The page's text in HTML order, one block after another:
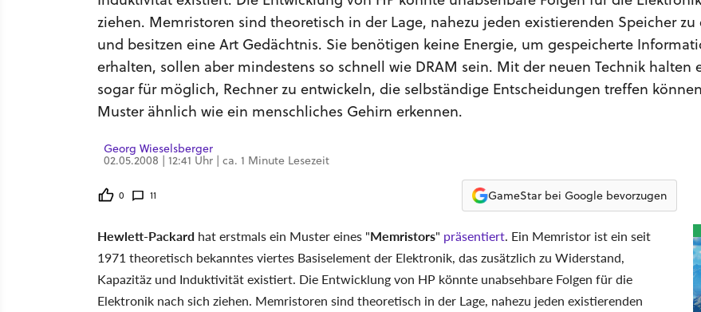
ziehen. Memristoren sind theoretisch in der Lage, nahezu jeden existierenden Speicher zu
und besitzen eine Art Gedächtnis. Sie benötigen keine Energie, um gespeicherte
erhalten, sollen aber mindestens so schnell wie DRAM sein. Mit der neuen Technik halten
sogar für möglich, Rechner zu entwickeln, die selbständige Entscheidungen treffen
Muster ähnlich wie ein menschliches Gehirn erkennen.
Georg Wieselsberger
02.05.2008 | 12:41 Uhr | ca. 1 Minute Lesezeit
0 11 GameStar bei Google bevorzugen
Hewlett-Packard hat erstmals ein Muster eines "Memristors" präsentiert. Ein Memristor ist ein seit
1971 theoretisch bekanntes viertes Basiselement der Elektronik, das zusätzlich zu Widerstand,
Kapazitäz und Induktivität existiert. Die Entwicklung von HP könnte unabsehbare Folgen für die
Elektronik nach sich ziehen. Memristoren sind theoretisch in der Lage, nahezu jeden existierenden